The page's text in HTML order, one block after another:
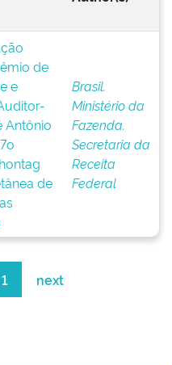
de
e
Antônio
de
Brasil.
Ministério da
Fazenda.
Secretaria da
Receita
Federal
1 next